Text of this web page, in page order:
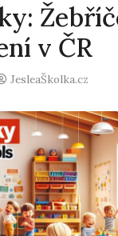
v ČR
JesleaŠkolka.cz